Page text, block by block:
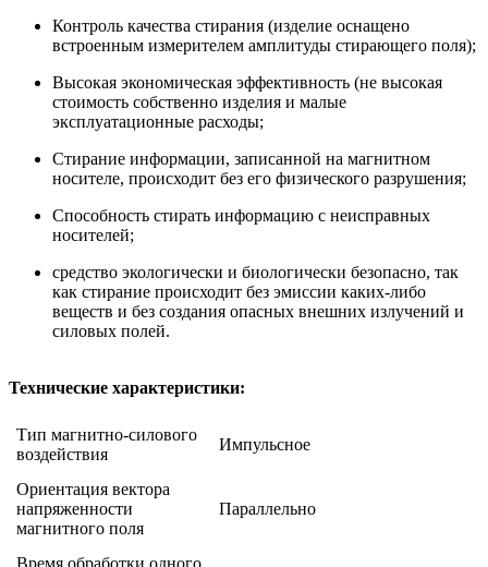
Контроль качества стирания (изделие оснащено
встроенным измерителем амплитуды стирающего поля);
Высокая экономическая эффективность (не высокая
стоимость собственно изделия и малые
эксплуатационные расходы;
Стирание информации, записанной на магнитном
носителе, происходит без его физического разрушения;
Способность стирать информацию с неисправных
носителей;
средство экологически и биологически безопасно, так
как стирание происходит без эмиссии каких-либо
веществ и без создания опасных внешних излучений и
силовых полей.
Технические характеристики:
Тип магнитно-силового
воздействия
Импульсное
Ориентация вектора
напряженности
магнитного поля
Параллельно